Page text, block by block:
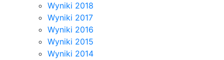
Wyniki 2018
Wyniki 2017
Wyniki 2016
Wyniki 2015
Wyniki 2014